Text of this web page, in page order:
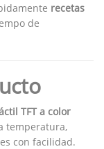
recetas
de
TFT a color
temperatura,
con facilidad.